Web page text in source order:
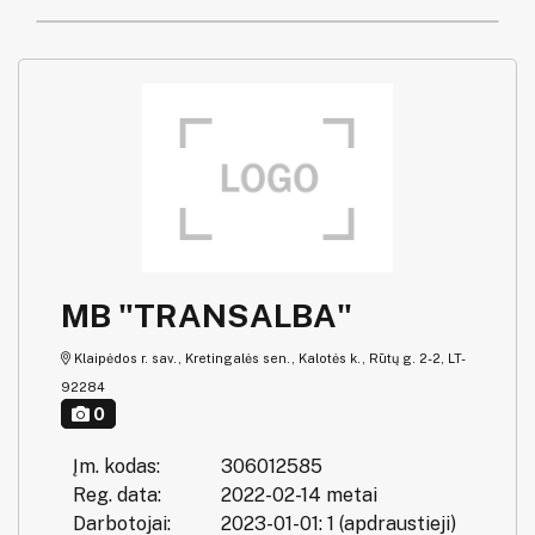
MB "TRANSALBA"
Klaipėdos r. sav., Kretingalės sen., Kalotės k., Rūtų g. 2-2, LT-
92284
0
Įm. kodas:
306012585
Reg. data:
2022-02-14 metai
Darbotojai:
2023-01-01: 1 (apdraustieji)